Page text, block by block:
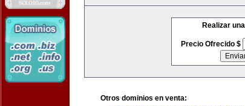
Realizar
Precio Ofrecido $
Otros dominios en venta: